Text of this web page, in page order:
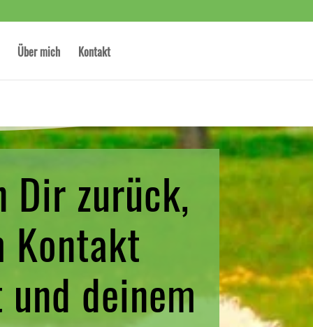
Über mich Kontakt
Dir zurück,
Kontakt
deinem